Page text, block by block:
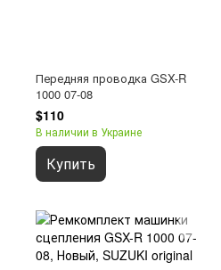
Передняя проводка GSX-R
1000 07-08
$110
В наличии в Украине
Купить